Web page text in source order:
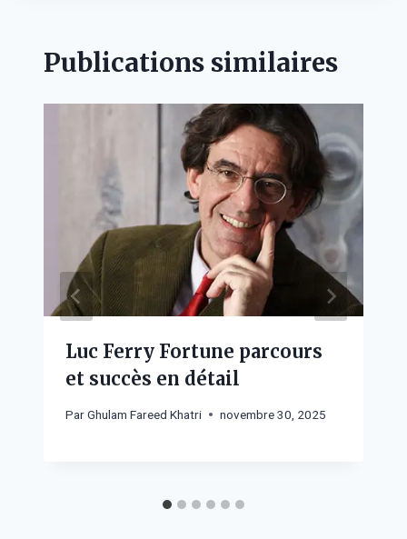
Publications similaires
Luc Ferry Fortune parcours
et succès en détail
ParGhulam Fareed Khatri novembre 30, 2025